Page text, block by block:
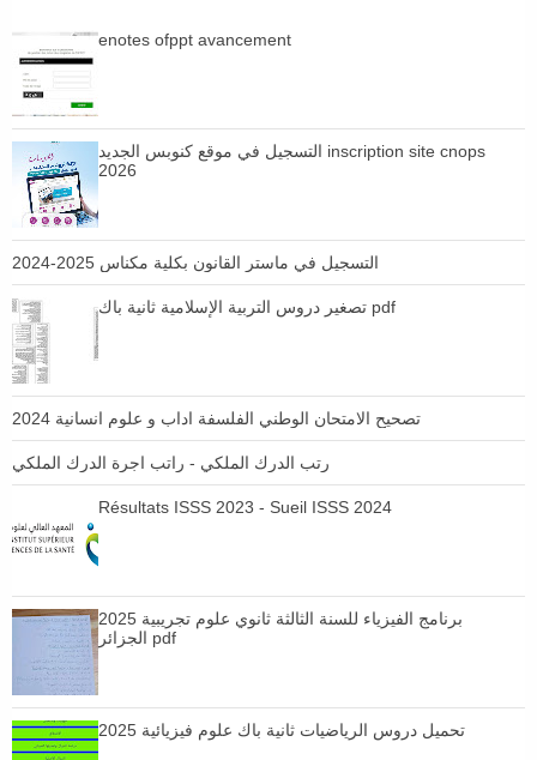
enotes ofppt avancement
التسجيل في موقع كنوبس الجديد inscription site cnops
2026
التسجيل في ماستر القانون بكلية مكناس 2025-2024
تصغير دروس التربية الإسلامية ثانية باك pdf
تصحيح الامتحان الوطني الفلسفة اداب و علوم انسانية 2024
رتب الدرك الملكي - راتب اجرة الدرك الملكي
Résultats ISSS 2023 - Sueil ISSS 2024
برنامج الفيزياء للسنة الثالثة ثانوي علوم تجريبية 2025
الجزائر pdf
تحميل دروس الرياضيات ثانية باك علوم فيزيائية 2025